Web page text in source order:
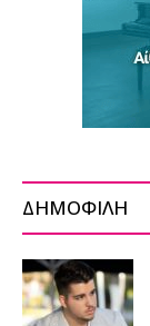
ΔΗΜΟΦΙΛΗ